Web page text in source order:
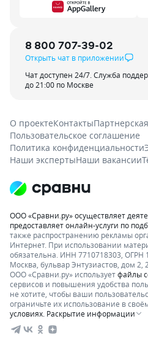
8 800 707-39-02
Открыть чат в приложении
Чат доступен 24/7. Служба
до 21:00 по Москве
О проектеКонтакты
Пользовательское соглашение
Политика конфиденциальности
Наши экспертыНаши вакансии
ООО «Сравни.ру» осуществляет
предоставляет онлайн-услуги по
также распространению рекламы
Интернет. При использовании
обязательна. ИНН 7710718303, ОГРН
Москва, бульвар Энтузиастов, дом 2,
ООО «Сравни.ру» используетфайлы
сервисов и повышения удобства
не хотите, чтобы ваши
ограничьте их использование в
условиях. Раскрытие информации